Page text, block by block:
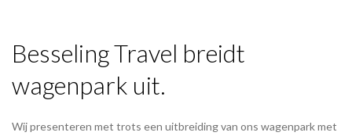
Besseling Travel breidt
wagenpark uit.
Wij presenteren met trots een uitbreiding van ons wagenpark met